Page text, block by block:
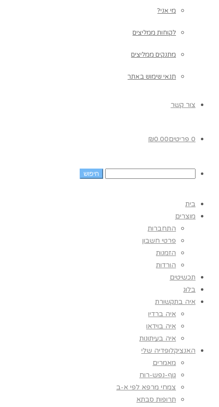
מי אני?
לקוחות ממליצים
מתנקים ממליצים
תנאי שימוש באתר
צור קשר
0 פריטים ₪0.00
בית
מוצרים
התחברות
פרטי חשבון
הזמנות
הורדות
תכשיטים
בלוג
איה בתקשורת
איה ברדיו
איה בוידאו
איה בעיתונות
האנציקלופדיה שלי
מאמרים
גוף-נפש-רוח
צמחי מרפא לפי א-ב
תרופות סבתא